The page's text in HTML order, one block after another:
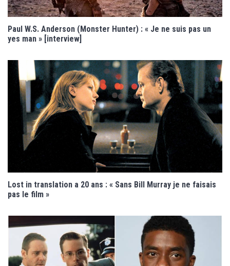
Paul W.S. Anderson (Monster Hunter) : « Je ne suis pas un
yes man » [interview]
Lost in translation a 20 ans : « Sans Bill Murray je ne faisais
pas le film »